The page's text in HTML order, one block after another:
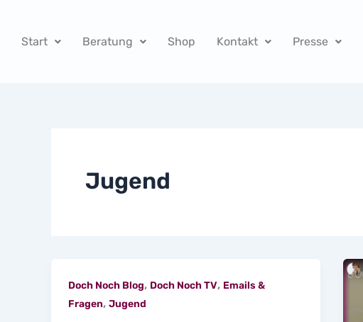
springen
Start Beratung Shop Kontakt Presse
Jugend
Doch Noch Blog, Doch Noch TV, Emails &
Fragen, Jugend